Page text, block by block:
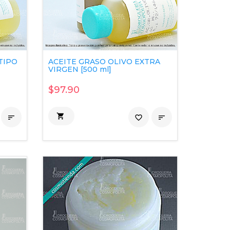

ACEITE GRASO OLIVO EXTRA
VIRGEN [500 ml]
$97.90
 
favorite_border